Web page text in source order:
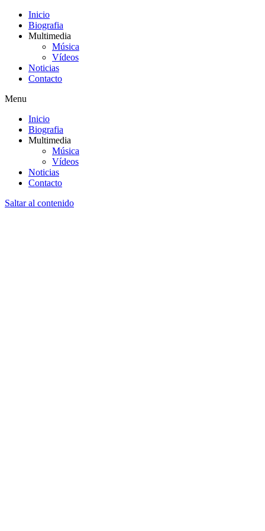
Inicio
Biografia
Multimedia
Música
Vídeos
Noticias
Contacto
Menu
Inicio
Biografia
Multimedia
Música
Vídeos
Noticias
Contacto
Saltar al contenido